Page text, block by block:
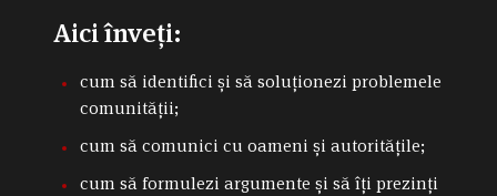
Aici înveți:
сum să identifici și să soluționezi problemele
comunității;
cum să comunici cu oameni și autoritățile;
cum să formulezi argumente și să îți prezinți